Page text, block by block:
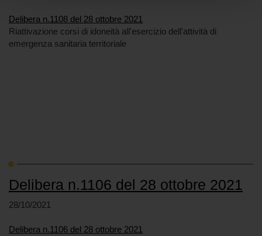
Delibera n.1108 del 28 ottobre 2021
Riattivazione corsi di idoneità all'esercizio dell'attività di
emergenza sanitaria territoriale
Delibera n.1106 del 28 ottobre 2021
28/10/2021
Delibera n.1106 del 28 ottobre 2021